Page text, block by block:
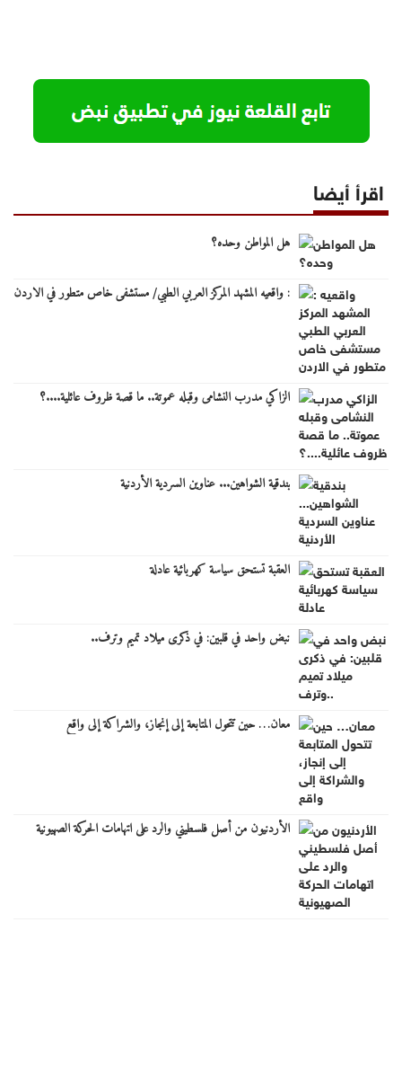
اقرأ أيضا
هل المواطن وحده؟
: واقعيه المشهد المركز العربي الطبي/ مستشفى خاص متطور في الاردن
الزاكي مدرب النشامى وقبله عموتة.. ما قصة ظروف عائلية....؟
بندقية الشواهين... عناوين السردية الأردنية
العقبة تستحق سياسة كهربائية عادلة
نبض واحد في قلبين: في ذكرى ميلاد تميم وترف..
معان… حين تتحول المتابعة إلى إنجاز، والشراكة إلى واقع
الأردنيون من أصل فلسطيني والرد على اتهامات الحركة الصهيونية